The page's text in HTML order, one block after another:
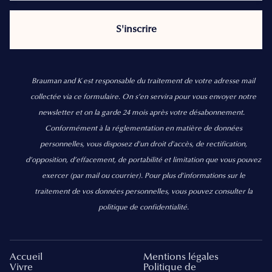
Brauman and K est responsable du traitement de votre adresse mail
collectée via ce formulaire. On s’en servira pour vous envoyer notre
newsletter et on la garde 24 mois après votre désabonnement.
Conformément à la réglementation en matière de données
personnelles, vous disposez d'un droit d'accès, de rectification,
d’opposition, d’effacement, de portabilité et limitation que vous pouvez
exercer (par mail ou courrier). Pour plus d’informations sur le
traitement de vos données personnelles, vous pouvez consulter la
politique de confidentialité.
Accueil
Vivre
Mentions légales
Politique de